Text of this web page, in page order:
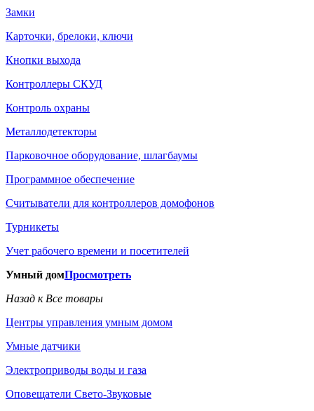
Замки
Карточки, брелоки, ключи
Кнопки выхода
Контроллеры СКУД
Контроль охраны
Металлодетекторы
Парковочное оборудование, шлагбаумы
Программное обеспечение
Считыватели для контроллеров домофонов
Турникеты
Учет рабочего времени и посетителей
Умный домПросмотреть
Назад к Все товары
Центры управления умным домом
Умные датчики
Электроприводы воды и газа
Оповещатели Свето-Звуковые